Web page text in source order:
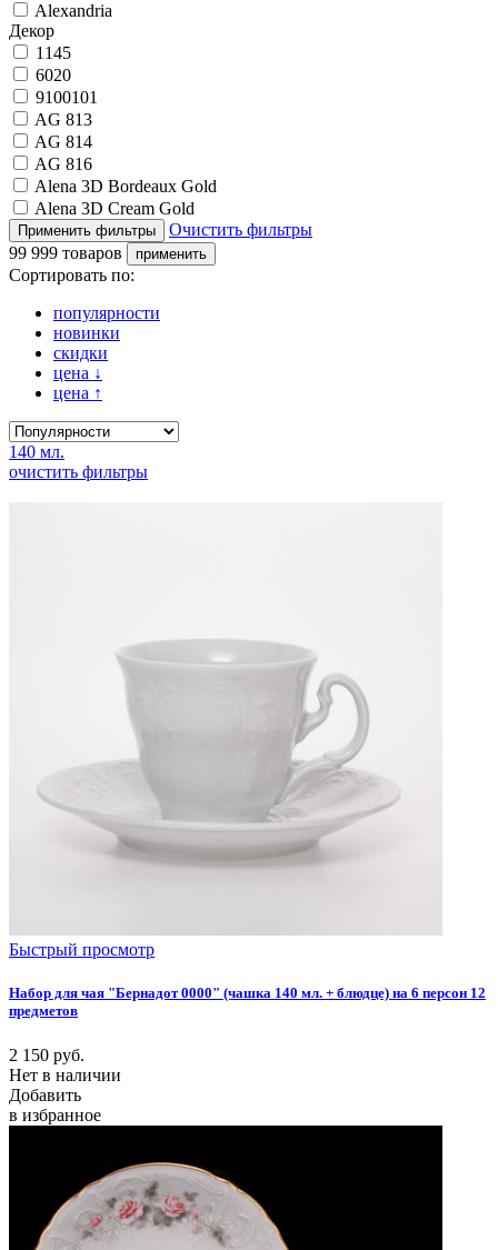
Alexandria
Декор
1145
6020
9100101
AG 813
AG 814
AG 816
Alena 3D Bordeaux Gold
Alena 3D Cream Gold
Очистить фильтры
99 999 товаров
Сортировать по:
популярности
новинки
скидки
цена ↓
цена ↑
140 мл.
очистить фильтры
Быстрый просмотр
Набор для чая "Бернадот 0000" (чашка 140 мл. + блюдце) на 6 персон 12
предметов
2 150 руб.
Нет в наличии
Добавить
в избранное